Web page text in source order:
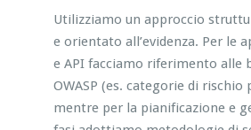
Utilizziamo un approccio
e orientato all’evidenza. Per le
e API facciamo riferimento alle
OWASP (es. categorie di rischio
mentre per la pianificazione e